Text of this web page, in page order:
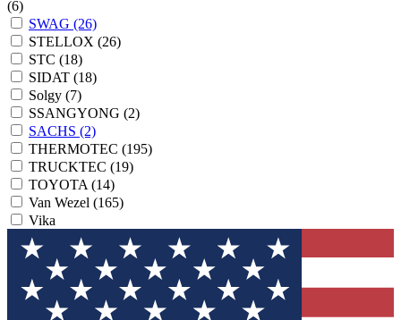
(6)
SWAG (26)
STELLOX (26)
STC (18)
SIDAT (18)
Solgy (7)
SSANGYONG (2)
SACHS (2)
THERMOTEC (195)
TRUCKTEC (19)
TOYOTA (14)
Van Wezel (165)
Vika